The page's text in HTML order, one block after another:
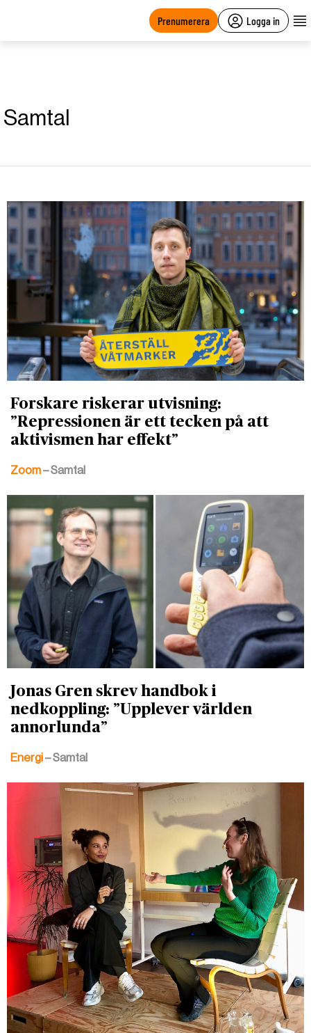
Prenumerera Logga in
Samtal
Forskare riskerar utvisning:
”Repressionen är ett tecken på att
aktivismen har effekt”
Zoom– Samtal
Jonas Gren skrev handbok i
nedkoppling: ”Upplever världen
annorlunda”
Energi– Samtal